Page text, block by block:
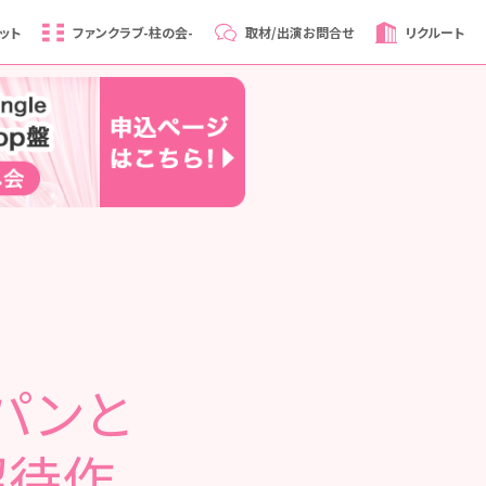
ト ファンクラブ-柱の会- 取材/出演お問合せ リクルート
ンと